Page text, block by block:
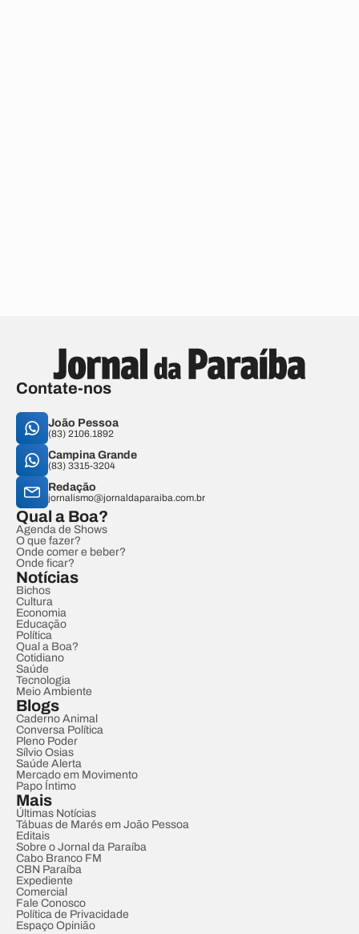
Contate-nos
João Pessoa
(83) 2106.1892
Campina Grande
(83) 3315-3204
Redação
jornalismo@jornaldaparaiba.com.br
Qual a Boa?
Agenda de Shows
O que fazer?
Onde comer e beber?
Onde ficar?
Notícias
Bichos
Cultura
Economia
Educação
Política
Qual a Boa?
Cotidiano
Saúde
Tecnologia
Meio Ambiente
Blogs
Caderno Animal
Conversa Política
Pleno Poder
Sílvio Osias
Saúde Alerta
Mercado em Movimento
Papo Íntimo
Mais
Últimas Notícias
Tábuas de Marés em João Pessoa
Editais
Sobre o Jornal da Paraíba
Cabo Branco FM
CBN Paraíba
Expediente
Comercial
Fale Conosco
Política de Privacidade
Espaço Opinião